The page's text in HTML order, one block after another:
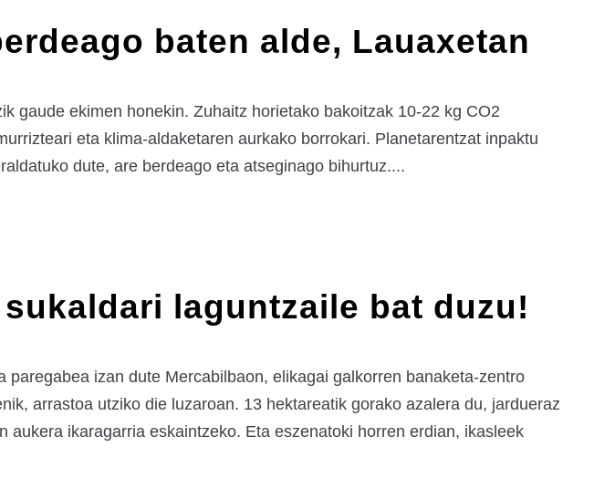
baten alde, Lauaxetan
gaude ekimen honekin. Zuhaitz horietako bakoitzak 10-22 kg CO2
eta klima-aldaketaren aurkako borrokari. Planetarentzat inpaktu
dute, are berdeago eta atseginago bihurtuz....
laguntzaile bat duzu!
izan dute Mercabilbaon, elikagai galkorren banaketa-zentro
arrastoa utziko die luzaroan. 13 hektareatik gorako azalera du, jardueraz
ikaragarria eskaintzeko. Eta eszenatoki horren erdian, ikasleek